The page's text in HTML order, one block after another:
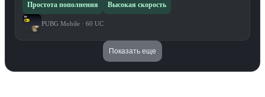
Простота пополнения Высокая скорость
PUBG Mobile · 60 UC
Показать еще